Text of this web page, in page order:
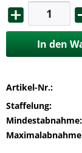
In den
Artikel-Nr.:
Staffelung:
Mindestabnahme: